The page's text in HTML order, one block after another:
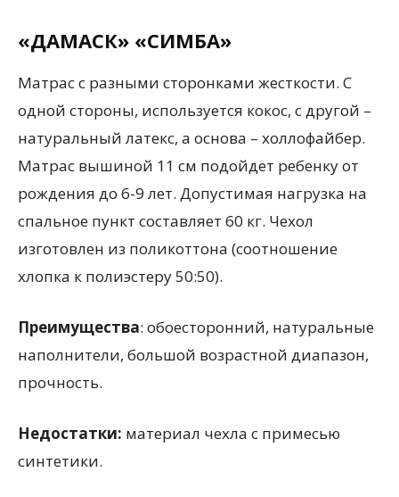
«ДАМАСК» «СИМБА»
Матрас с разными сторонками жесткости. С
одной стороны, используется кокос, с другой –
натуральный латекс, а основа – холлофайбер.
Матрас вышиной 11 см подойдет ребенку от
рождения до 6-9 лет. Допустимая нагрузка на
спальное пункт составляет 60 кг. Чехол
изготовлен из поликоттона (соотношение
хлопка к полиэстеру 50:50).
Преимущества: обоесторонний, натуральные
наполнители, большой возрастной диапазон,
прочность.
Недостатки: материал чехла с примесью
синтетики.